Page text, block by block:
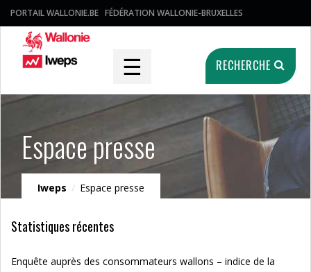
PORTAIL WALLONIE.BE FÉDÉRATION WALLONIE-BRUXELLES
☰ RECHERCHE
Espace presse
Iweps / Espace presse
Statistiques récentes
Enquête auprès des consommateurs wallons – indice de la